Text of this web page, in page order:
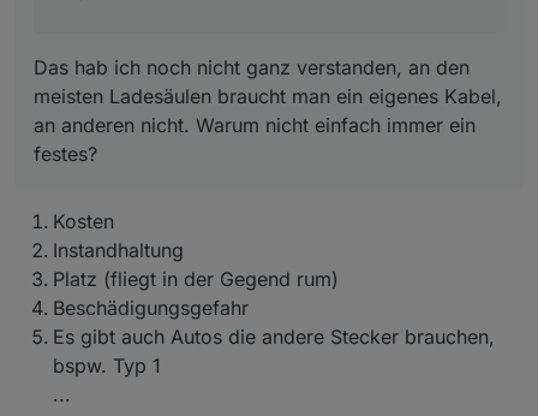
Das hab ich noch nicht ganz verstanden, an den
meisten Ladesäulen braucht man ein eigenes Kabel,
an anderen nicht. Warum nicht einfach immer ein
festes?
Kosten
Instandhaltung
Platz (fliegt in der Gegend rum)
Beschädigungsgefahr
Es gibt auch Autos die andere Stecker brauchen,
bspw. Typ 1
...